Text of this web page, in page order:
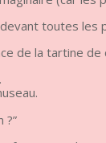
toutes les
de la tartine
?”